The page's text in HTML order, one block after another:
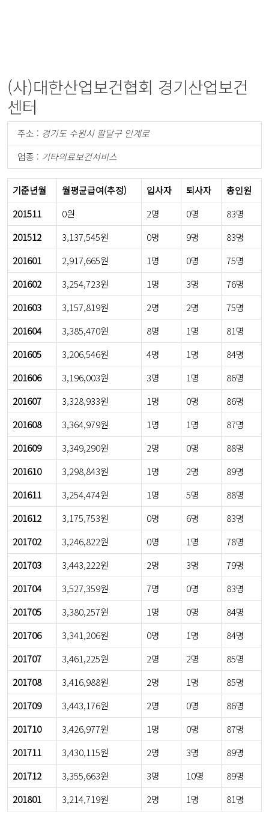
(사)대한산업보건협회 경기산업보건
센터
주소 : 경기도 수원시 팔달구 인계로
업종 : 기타의료보건서비스
기준년월 월평균급여(추정) 입사자 퇴사자
총인원
201511
0원 2명 0명
83명
201512
3,137,545원 0명 9명
83명
201601
2,917,665원 1명 0명
75명
201602
3,254,723원 1명 3명
76명
201603
3,157,819원 2명 2명
75명
201604
3,385,470원 8명 1명
81명
201605
3,206,546원 4명 1명
84명
201606
3,196,003원 3명 1명
86명
201607
3,328,933원 1명 0명
86명
201608
3,364,979원 1명 1명
87명
201609
3,349,290원 2명 0명
88명
201610
3,298,843원 1명 2명
89명
201611
3,254,474원 1명 5명
88명
201612
3,175,753원 0명 6명
83명
201702
3,246,822원 0명 1명
78명
201703
3,443,222원 2명 3명
79명
201704
3,527,359원 7명 0명
83명
201705
3,380,257원 1명 0명
84명
201706
3,341,206원 0명 1명
84명
201707
3,461,225원 2명 2명
85명
201708
3,416,988원 2명 1명
85명
201709
3,443,176원 2명 0명
86명
201710
3,426,977원 1명 0명
87명
201711
3,430,115원 2명 3명
89명
201712
3,355,663원 3명 10명
89명
201801
3,214,719원 2명 1명 81명